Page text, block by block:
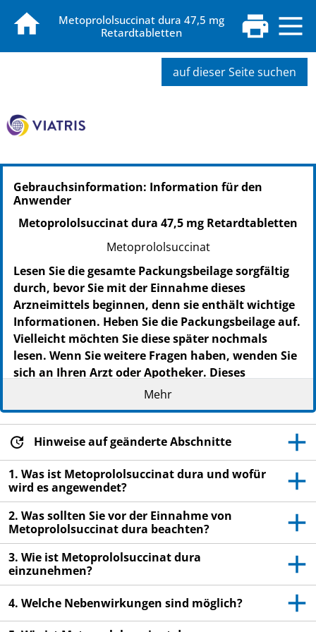
Metoprololsuccinat dura 47,5 mg
Retardtabletten
auf dieser Seite suchen
Gebrauchsinformation: Information für den
Anwender
Metoprololsuccinat dura 47,5 mg Retardtabletten
Metoprololsuccinat
Lesen Sie die gesamte Packungsbeilage sorgfältig
durch, bevor Sie mit der Einnahme dieses
Arzneimittels beginnen, denn sie enthält wichtige
Informationen. Heben Sie die Packungsbeilage auf.
Vielleicht möchten Sie diese später nochmals
lesen. Wenn Sie weitere Fragen haben, wenden Sie
sich an Ihren Arzt oder Apotheker. Dieses
Arzneimittel wurde Ihnen persönlich verschrieben.
Geben Sie es nicht an Dritte weiter. Es kann
anderen Menschen schaden, auch wenn diese die
gleichen Beschwerden haben wie Sie. Wenn Sie
Nebenwirkungen bemerken, wenden Sie sich an
Ihren Arzt oder Apotheker. Dies gilt auch für
Nebenwirkungen, die nicht in dieser
Packungsbeilage angegeben sind. Siehe Abschnitt
4.
Mehr
Hinweise auf geänderte Abschnitte
1. Was ist Metoprololsuccinat dura und wofür
wird es angewendet?
2. Was sollten Sie vor der Einnahme von
Metoprololsuccinat dura beachten?
3. Wie ist Metoprololsuccinat dura
einzunehmen?
4. Welche Nebenwirkungen sind möglich?